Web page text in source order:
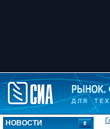
НОВОСТИ